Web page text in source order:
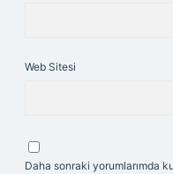
Web Sitesi
Daha sonraki yorumlarımda